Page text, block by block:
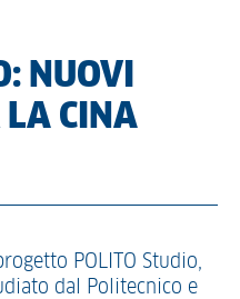
NUOVI
LA CINA
POLITO Studio,
dal Politecnico e